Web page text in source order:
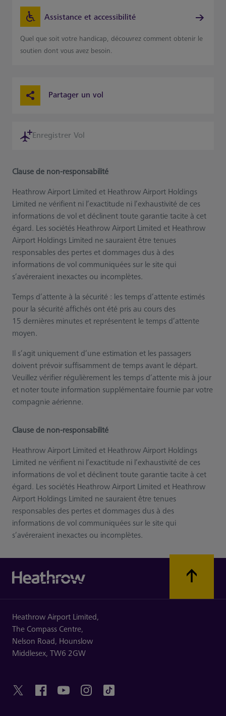
Assistance et accessibilité
Quel que soit votre handicap, découvrez comment obtenir le
soutien dont vous avez besoin.
Partager un vol
Enregistrer Vol
Clause de non-responsabilité
Heathrow Airport Limited et Heathrow Airport Holdings
Limited ne vérifient ni l’exactitude ni l’exhaustivité de ces
informations de vol et déclinent toute garantie tacite à cet
égard. Les sociétés Heathrow Airport Limited et Heathrow
Airport Holdings Limited ne sauraient être tenues
responsables des pertes et dommages dus à des
informations de vol communiquées sur le site qui
s’avéreraient inexactes ou incomplètes.
Temps d’attente à la sécurité : les temps d’attente estimés
pour la sécurité affichés ont été pris au cours des
15 dernières minutes et représentent le temps d’attente
moyen.
Il s’agit uniquement d’une estimation et les passagers
doivent prévoir suffisamment de temps avant le départ.
Veuillez vérifier régulièrement les temps d’attente mis à jour
et noter toute information supplémentaire fournie par votre
compagnie aérienne.
Clause de non-responsabilité
Heathrow Airport Limited et Heathrow Airport Holdings
Limited ne vérifient ni l’exactitude ni l’exhaustivité de ces
informations de vol et déclinent toute garantie tacite à cet
égard. Les sociétés Heathrow Airport Limited et Heathrow
Airport Holdings Limited ne sauraient être tenues
responsables des pertes et dommages dus à des
informations de vol communiquées sur le site qui
s’avéreraient inexactes ou incomplètes.
Heathrow Airport Limited,
The Compass Centre,
Nelson Road, Hounslow
Middlesex, TW6 2GW